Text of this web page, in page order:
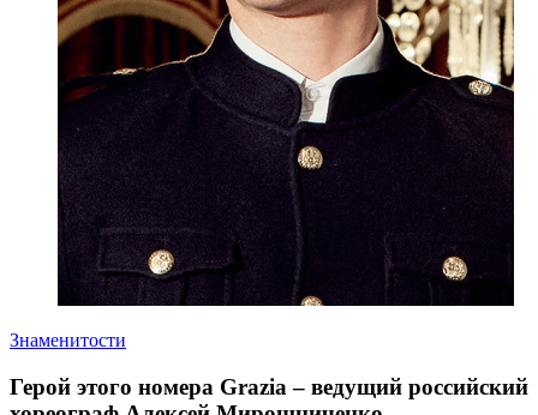
Знаменитости
Герой этого номера Grazia – ведущий российский